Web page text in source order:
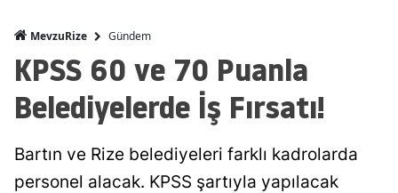
MevzuRize Gündem
KPSS 60 ve 70 Puanla
Belediyelerde İş Fırsatı!
Bartın ve Rize belediyeleri farklı kadrolarda
personel alacak. KPSS şartıyla yapılacak